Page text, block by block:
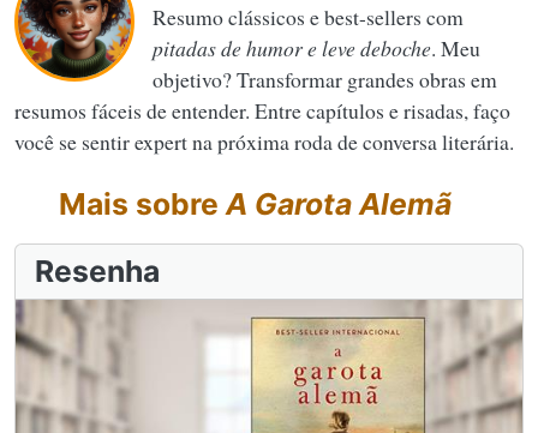
Resumo clássicos e best-sellers com
pitadas de humor e leve deboche. Meu
objetivo? Transformar grandes obras em
resumos fáceis de entender. Entre capítulos e risadas, faço
você se sentir expert na próxima roda de conversa literária.
Mais sobre A Garota Alemã
Resenha